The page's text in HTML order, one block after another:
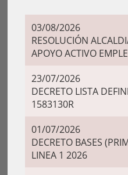
03/08/2026
RESOLUCIÓN
APOYO ACTIVO
23/07/2026
DECRETO LISTA
1583130R
01/07/2026
DECRETO BASES
LINEA 1 2026